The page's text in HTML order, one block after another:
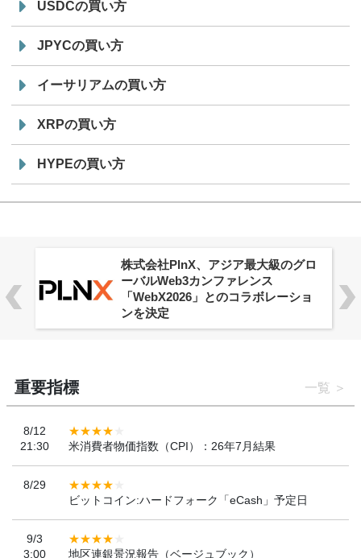
USDCの買い方
JPYCの買い方
イーサリアムの買い方
XRPの買い方
HYPEの買い方
株式会社PlnX、アジア最大級のグロ
ーバルWeb3カンファレンス
「WebX2026」とのコラボレーショ
ンを決定
重要指標 一覧
8/12
21:30
米消費者物価指数（CPI）：26年7月結果
8/29
ビットコイン:ハードフォーク「eCash」予定日
9/3
3:00
地区連銀景況報告（ベージュブック）